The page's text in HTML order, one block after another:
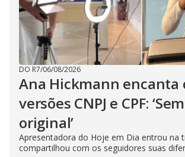
DO R7/06/08/2026
Ana Hickmann encanta
versões CNPJ e CPF:
original’
Apresentadora do Hoje em Dia entrou na
compartilhou com os seguidores suas